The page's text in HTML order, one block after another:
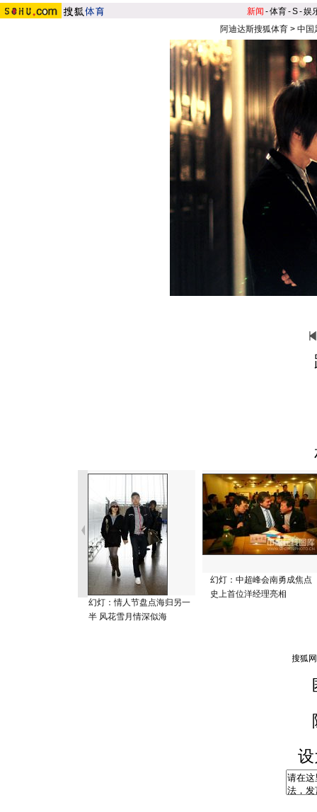
新闻 -体育-S-娱
阿迪达斯搜狐体育 > 中国
幻灯：情人节盘点海归另一
半 风花雪月情深似海
幻灯：中超峰会南勇成焦点
史上首位洋经理亮相